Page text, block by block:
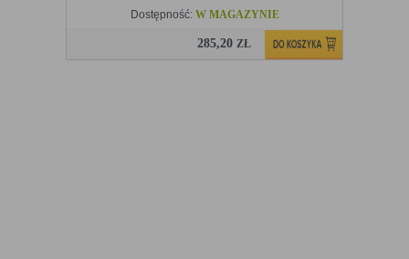
Dostępność: W MAGAZYNIE
285,20ZŁ